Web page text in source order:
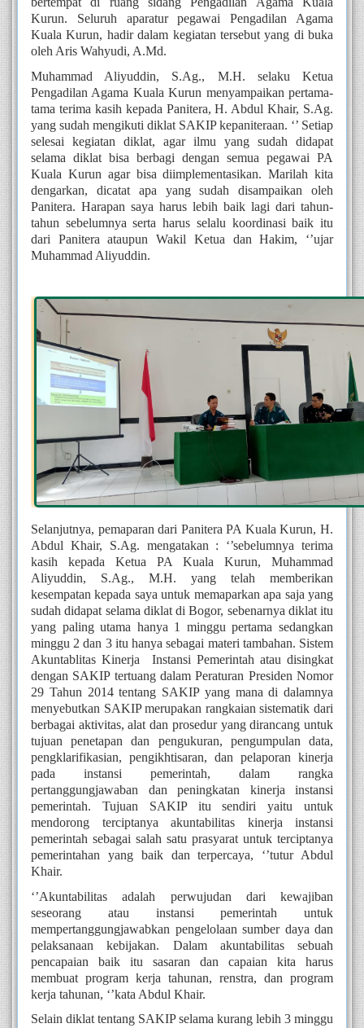
Kurun. Seluruh aparatur pegawai Pengadilan Agama
Kuala Kurun, hadir dalam kegiatan tersebut yang di buka
oleh Aris Wahyudi, A.Md.
Muhammad Aliyuddin, S.Ag., M.H. selaku Ketua
Pengadilan Agama Kuala Kurun menyampaikan pertama-
tama terima kasih kepada Panitera, H. Abdul Khair, S.Ag.
yang sudah mengikuti diklat SAKIP kepaniteraan. ‘’ Setiap
selesai kegiatan diklat, agar ilmu yang sudah didapat
selama diklat bisa berbagi dengan semua pegawai PA
Kuala Kurun agar bisa diimplementasikan. Marilah kita
dengarkan, dicatat apa yang sudah disampaikan oleh
Panitera. Harapan saya harus lebih baik lagi dari tahun-
tahun sebelumnya serta harus selalu koordinasi baik itu
dari Panitera ataupun Wakil Ketua dan Hakim, ‘’ujar
Muhammad Aliyuddin.
Selanjutnya, pemaparan dari Panitera PA Kuala Kurun, H.
Abdul Khair, S.Ag. mengatakan : ‘’sebelumnya terima
kasih kepada Ketua PA Kuala Kurun, Muhammad
Aliyuddin, S.Ag., M.H. yang telah memberikan
kesempatan kepada saya untuk memaparkan apa saja yang
sudah didapat selama diklat di Bogor, sebenarnya diklat itu
yang paling utama hanya 1 minggu pertama sedangkan
minggu 2 dan 3 itu hanya sebagai materi tambahan. Sistem
Akuntablitas Kinerja  Instansi Pemerintah atau disingkat
dengan SAKIP tertuang dalam Peraturan Presiden Nomor
29 Tahun 2014 tentang SAKIP yang mana di dalamnya
menyebutkan SAKIP merupakan rangkaian sistematik dari
berbagai aktivitas, alat dan prosedur yang dirancang untuk
tujuan penetapan dan pengukuran, pengumpulan data,
pengklarifikasian, pengikhtisaran, dan pelaporan kinerja
pada instansi pemerintah, dalam rangka
pertanggungjawaban dan peningkatan kinerja instansi
pemerintah. Tujuan SAKIP itu sendiri yaitu untuk
mendorong terciptanya akuntabilitas kinerja instansi
pemerintah sebagai salah satu prasyarat untuk terciptanya
pemerintahan yang baik dan terpercaya, ‘’tutur Abdul
Khair.
‘’Akuntabilitas adalah perwujudan dari kewajiban
seseorang atau instansi pemerintah untuk
mempertanggungjawabkan pengelolaan sumber daya dan
pelaksanaan kebijakan. Dalam akuntabilitas sebuah
pencapaian baik itu sasaran dan capaian kita harus
membuat program kerja tahunan, renstra, dan program
kerja tahunan, ‘’kata Abdul Khair.
Selain diklat tentang SAKIP selama kurang lebih 3 minggu